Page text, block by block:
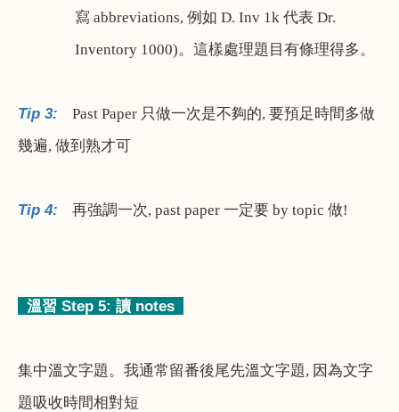
寫 abbreviations, 例如 D. Inv 1k 代表 Dr.
Inventory 1000)。這樣處理題目有條理得多。
Tip 3: Past Paper 只做一次是不夠的, 要預足時間多做
幾遍, 做到熟才可
Tip 4: 再強調一次, past paper 一定要 by topic 做!
溫習 Step 5: 讀 notes
集中溫文字題。我通常留番後尾先溫文字題, 因為文字
題吸收時間相對短